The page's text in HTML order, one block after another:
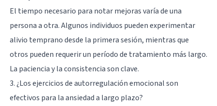
El tiempo necesario para notar mejoras varía de una
persona a otra. Algunos individuos pueden experimentar
alivio temprano desde la primera sesión, mientras que
otros pueden requerir un período de tratamiento más largo.
La paciencia y la consistencia son clave.
3. ¿Los ejercicios de autorregulación emocional son
efectivos para la ansiedad a largo plazo?